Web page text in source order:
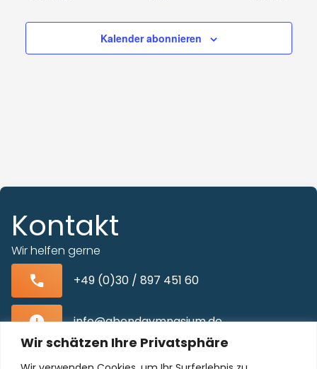
Wir schätzen Ihre Privatsphäre
Kalender abonnieren
Kontakt
Wir helfen gerne
+49 (0)30 / 897 451 60
info@abendgymnasium.de
Blissestraße 22, 10713 Berlin-Wilmersdorf